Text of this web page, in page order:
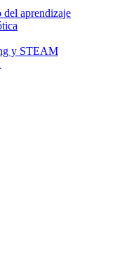
aprendizaje
y STEAM